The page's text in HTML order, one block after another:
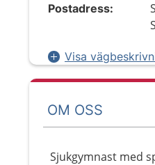
Postadress:
Visa
OM OSS
Sjukgymnast med